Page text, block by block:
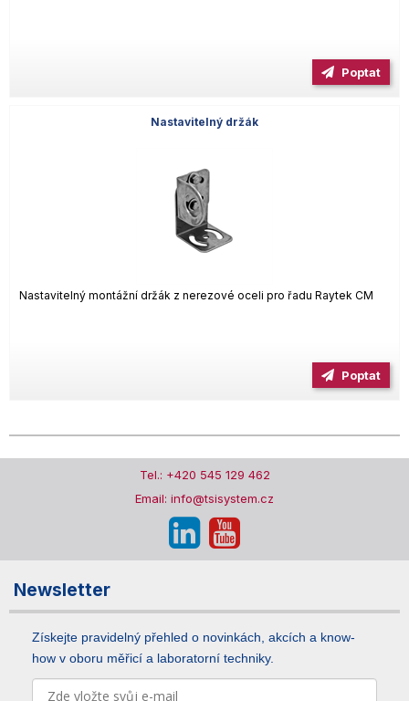
Poptat
Nastavitelný držák
Nastavitelný montážní držák z nerezové oceli pro řadu Raytek CM
Poptat
Tel.: +420 545 129 462
Email: info@tsisystem.cz
Newsletter
Získejte pravidelný přehled o novinkách, akcích a know-
how v oboru měřicí a laboratorní techniky.